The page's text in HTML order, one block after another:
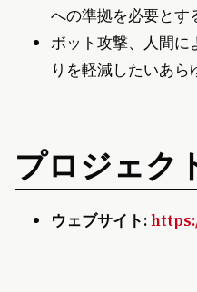
への準拠を必要とす
ボット攻撃、人間に
りを軽減したいあら
プロジェク
ウェブサイト: